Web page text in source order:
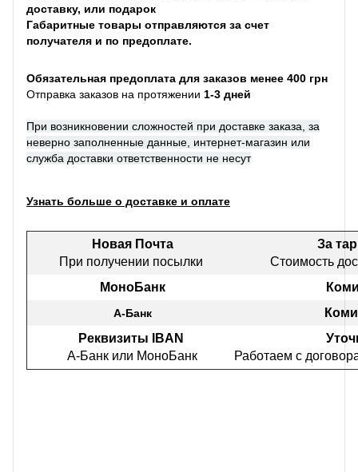
доставку, или подарок
Габаритные товары отправляются за счет
получателя и по предоплате.
Обязательная предоплата для заказов менее 400 грн
Отправка заказов на протяжении 1-3 дней
При возникновении сложностей при доставке заказа, за
неверно заполненные данные, интернет-магазин или
служба доставки ответственности не несут
Узнать больше о доставке и оплате
Новая Почта
При получении посылки
За
Стоимость
МоноБанк
А-Банк
Реквизиты IBAN
А-Банк или МоноБанк
Работаем с